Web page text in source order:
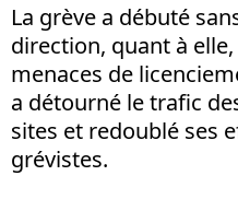
La grève a débuté
direction, quant à
menaces de
a détourné le trafic
sites et redoublé ses
grévistes.